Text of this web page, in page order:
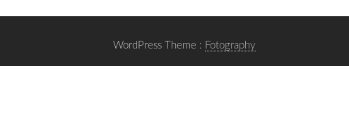
WordPress Theme : Fotography